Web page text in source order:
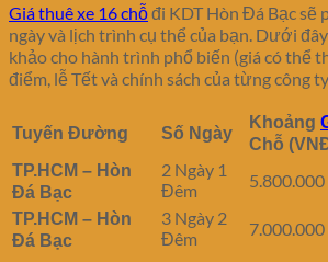
Giá thuê xe 16 chỗđi KDT Hòn Đá Bạc sẽ
ngày và lịch trình cụ thể của bạn. Dưới
khảo cho hành trình phổ biến (giá có thể
điểm, lễ Tết và chính sách của từng công
Tuyến Đường Số Ngày
Khoảng
Chỗ
TP.HCM – Hòn
Đá Bạc
2 Ngày 1
Đêm
TP.HCM – Hòn
Đá Bạc
3 Ngày 2
Đêm